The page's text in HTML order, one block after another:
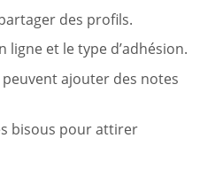
des profils.
ligne et le type d’adhésion.
ajouter des notes
bisous pour attirer